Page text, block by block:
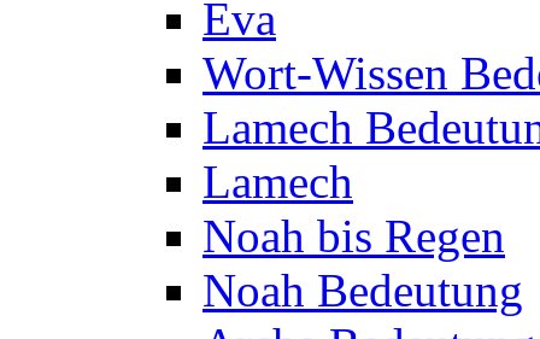
Eva
Wort-Wissen
Lamech
Lamech
Noah bis Regen
Noah Bedeutung